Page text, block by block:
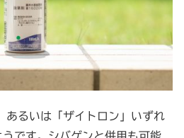
るいは「ザイトロン」いずれ